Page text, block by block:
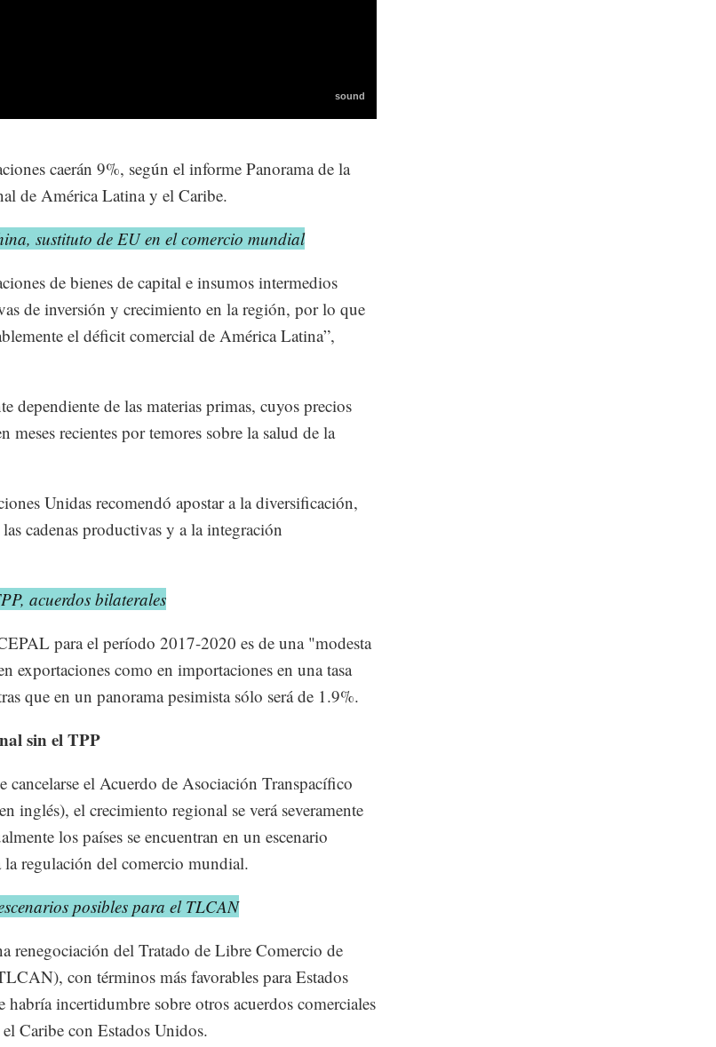
caerán 9%, según el informe Panorama de la
de América Latina y el Caribe.
sustituto de EU en el comercio mundial
de bienes de capital e insumos intermedios
de inversión y crecimiento en la región, por lo que
el déficit comercial de América Latina”,
dependiente de las materias primas, cuyos precios
meses recientes por temores sobre la salud de la
Unidas recomendó apostar a la diversificación,
cadenas productivas y a la integración
acuerdos bilaterales
para el período 2017-2020 es de una "modesta
exportaciones como en importaciones en una tasa
que en un panorama pesimista sólo será de 1.9%.
sin el TPP
cancelarse el Acuerdo de Asociación Transpacífico
inglés), el crecimiento regional se verá severamente
los países se encuentran en un escenario
regulación del comercio mundial.
posibles para el TLCAN
renegociación del Tratado de Libre Comercio de
con términos más favorables para Estados
habría incertidumbre sobre otros acuerdos comerciales
Caribe con Estados Unidos.